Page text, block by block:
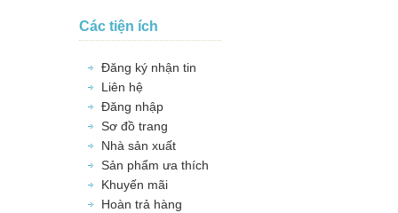
Các tiện ích
Đăng ký nhận tin
Liên hệ
Đăng nhập
Sơ đồ trang
Nhà sản xuất
Sản phẩm ưa thích
Khuyến mãi
Hoàn trả hàng